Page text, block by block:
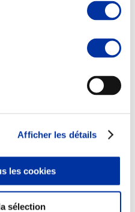
Afficher les détails
les cookies
sélection